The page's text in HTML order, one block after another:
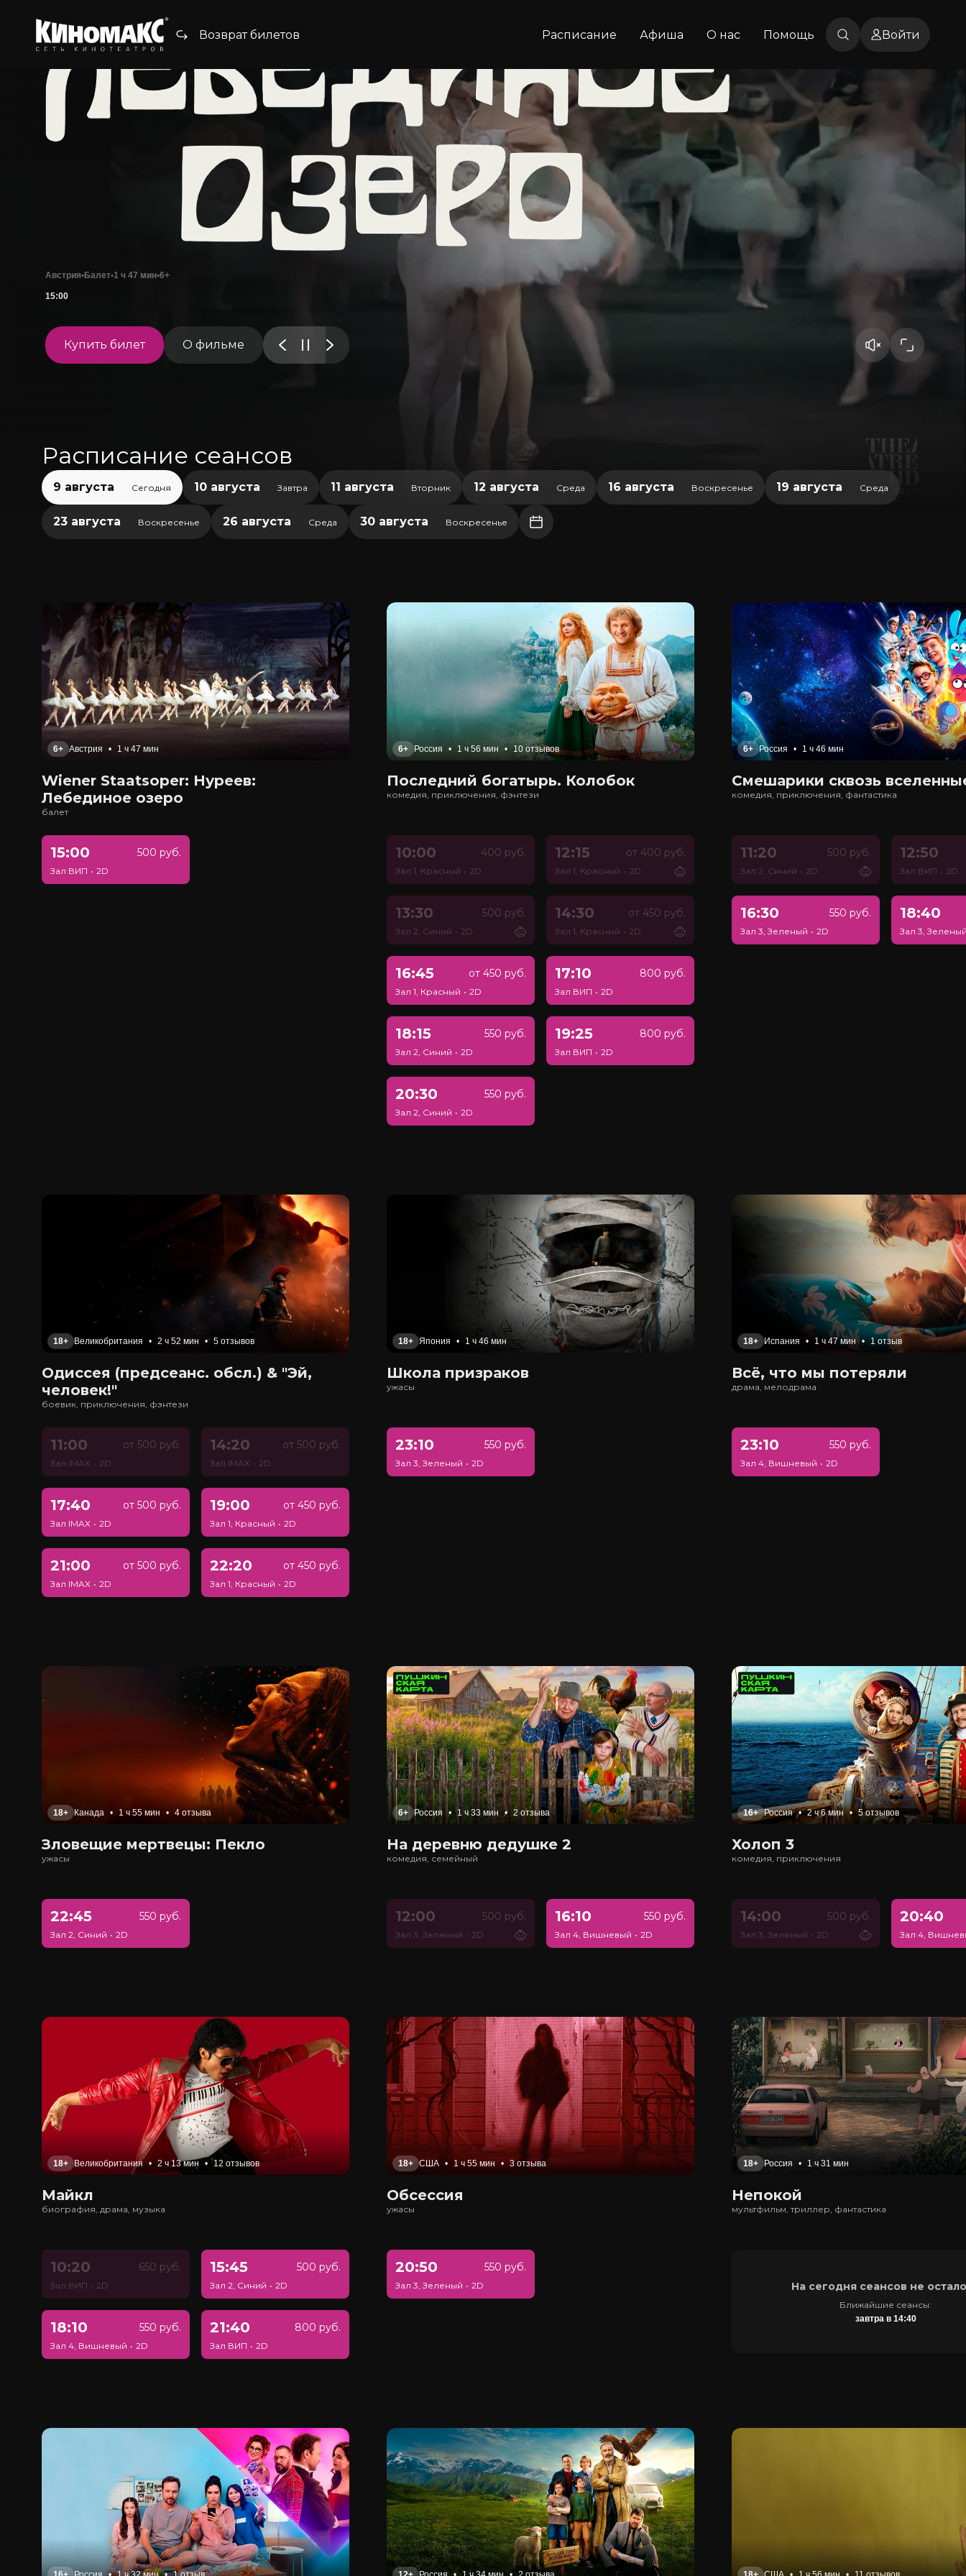
Возврат билетов Расписание Афиша О нас Помощь Войти
Австрия•Балет•1 ч 47 мин•6+
15:00
Купить билет О фильме
Расписание сеансов
9 августа Сегодня 10 августа Завтра 11 августа Вторник 12 августа Среда 16 августа Воскресенье 19 августа Среда
23 августа Воскресенье 26 августа Среда 30 августа Воскресенье
6+ Австрия • 1 ч 47 мин
Wiener Staatsoper: Нуреев:
Лебединое озеро
балет
15:00 500 руб.
Зал ВИП • 2D
6+ Россия • 1 ч 56 мин • 10 отзывов
Последний богатырь. Колобок
комедия, приключения, фэнтези
10:00 400 руб.
Зал 1, Красный • 2D
12:15 от 400 руб.
Зал 1, Красный • 2D
13:30 500 руб.
Зал 2, Синий • 2D
14:30 от 450 руб.
Зал 1, Красный • 2D
16:45 от 450 руб.
Зал 1, Красный • 2D
17:10 800 руб.
Зал ВИП • 2D
18:15 550 руб.
Зал 2, Синий • 2D
19:25 800 руб.
Зал ВИП • 2D
20:30 550 руб.
Зал 2, Синий • 2D
6+ Россия • 1 ч 46 мин
Смешарики сквозь
комедия, приключения, фантастика
11:20 500 руб.
Зал 2, Синий • 2D
12:50
Зал ВИП • 2D
16:30 550 руб.
Зал 3, Зеленый • 2D
18:40
Зал 3,
18+ Великобритания • 2 ч 52 мин • 5 отзывов
Одиссея (предсеанс. обсл.) & "Эй,
человек!"
боевик, приключения, фэнтези
11:00 от 500 руб.
Зал IMAX • 2D
14:20 от 500 руб.
Зал IMAX • 2D
17:40 от 500 руб.
Зал IMAX • 2D
19:00 от 450 руб.
Зал 1, Красный • 2D
21:00 от 500 руб.
Зал IMAX • 2D
22:20 от 450 руб.
Зал 1, Красный • 2D
18+ Япония • 1 ч 46 мин
Школа призраков
ужасы
23:10 550 руб.
Зал 3, Зеленый • 2D
18+ Испания • 1 ч 47 мин • 1 отзыв
Всё, что мы потеряли
драма, мелодрама
23:10 550 руб.
Зал 4, Вишневый • 2D
18+ Канада • 1 ч 55 мин • 4 отзыва
Зловещие мертвецы: Пекло
ужасы
22:45 550 руб.
Зал 2, Синий • 2D
6+ Россия • 1 ч 33 мин • 2 отзыва
На деревню дедушке 2
комедия, семейный
12:00 500 руб.
Зал 3, Зеленый • 2D
16:10 550 руб.
Зал 4, Вишневый • 2D
16+ Россия • 2 ч 6 мин • 5 отзывов
Холоп 3
комедия, приключения
14:00 500 руб.
Зал 3, Зеленый • 2D
20:40
Зал 4,
18+ Великобритания • 2 ч 13 мин • 12 отзывов
Майкл
биография, драма, музыка
10:20 650 руб.
Зал ВИП • 2D
15:45 500 руб.
Зал 2, Синий • 2D
18:10 550 руб.
Зал 4, Вишневый • 2D
21:40 800 руб.
Зал ВИП • 2D
18+ США • 1 ч 55 мин • 3 отзыва
Обсессия
ужасы
20:50 550 руб.
Зал 3, Зеленый • 2D
18+ Россия • 1 ч 31 мин
Непокой
мультфильм, триллер, фантастика
На сегодня сеансов не
Ближайшие сеансы:
завтра в 14:40